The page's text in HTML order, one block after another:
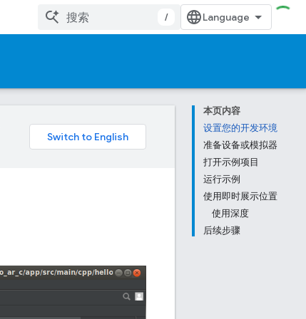
/
本页内容
设置您的开发环境
准备设备或模拟器
打开示例项目
运行示例
使用即时展示位置
使用深度
后续步骤